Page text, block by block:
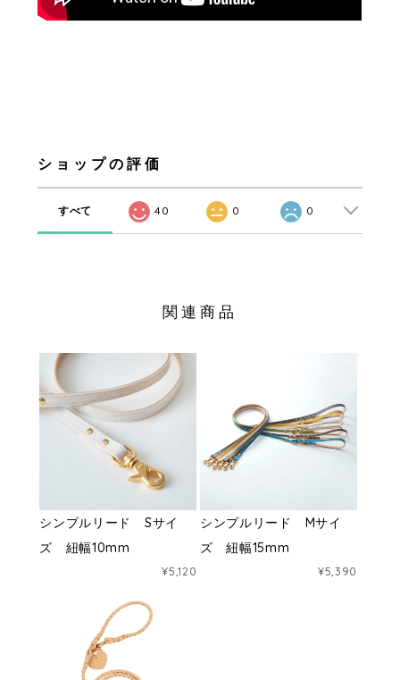
ショップの評価
すべて 40 0 0
関連商品
シンプルリード Sサイ
ズ 紐幅10mm
¥5,120
シンプルリード Mサイ
ズ 紐幅15mm
¥5,390